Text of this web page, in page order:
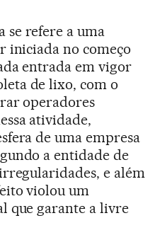
se refere a uma
iniciada no começo
entrada em vigor
de lixo, com o
operadores
atividade,
de uma empresa
a entidade de
e além
violou um
que garante a livre